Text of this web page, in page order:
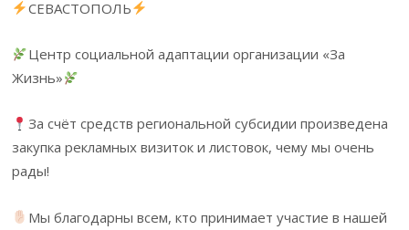
СЕВАСТОПОЛЬ
Центр социальной адаптации организации «За
Жизнь»
За счёт средств региональной субсидии произведена
закупка рекламных визиток и листовок, чему мы очень
рады!
Мы благодарны всем, кто принимает участие в нашей